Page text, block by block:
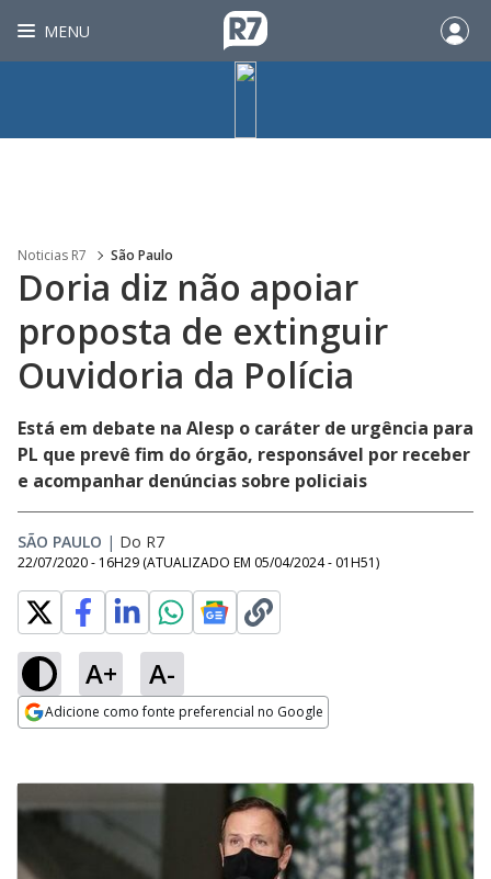
MENU
Noticias R7 São Paulo
Doria diz não apoiar
proposta de extinguir
Ouvidoria da Polícia
Está em debate na Alesp o caráter de urgência para
PL que prevê fim do órgão, responsável por receber
e acompanhar denúncias sobre policiais
SÃO PAULO | Do R7
22/07/2020 - 16H29 (ATUALIZADO EM 05/04/2024 - 01H51)
A+ A-
Adicione como fonte preferencial no Google